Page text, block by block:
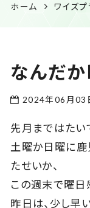
ホーム ワイズ
なんだか
2024年06月03
先月まではたい
土曜か日曜に鹿
たせいか、
この週末で曜日
昨日は、少し早